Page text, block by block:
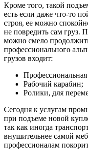
Кроме того, такой
есть если даже что-то
строя, ее можно
не повредить сам груз.
можно смело
профессионального
грузов входит:
Рабочий карабин;
Ролики, для
Сегодня к услугам
при подъеме новой
так как иногда
внушительнее самой
профессионалам